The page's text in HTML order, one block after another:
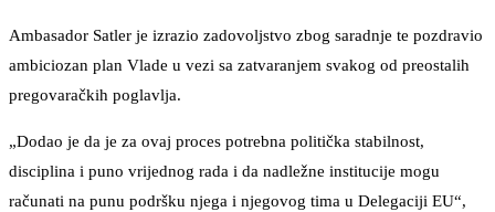
Ambasador Satler je izrazio zadovoljstvo zbog saradnje te pozdravio
ambiciozan plan Vlade u vezi sa zatvaranjem svakog od preostalih
pregovaračkih poglavlja.
„Dodao je da je za ovaj proces potrebna politička stabilnost,
disciplina i puno vrijednog rada i da nadležne institucije mogu
računati na punu podršku njega i njegovog tima u Delegaciji EU“,